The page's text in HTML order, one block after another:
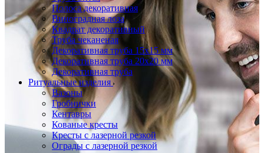
Полоса декоративная
Виноградная лоза
Квадрат декоративный
Труба чеканеная
Декоративная труба 15х15 мм
Декоративная труба 20х20 мм
Декоративная труба
Ритуальные изделия
Вазоны
Гробнички
Кентавры
Кованые кресты
Кресты с лазерной резкой
Ограды с лазерной резкой